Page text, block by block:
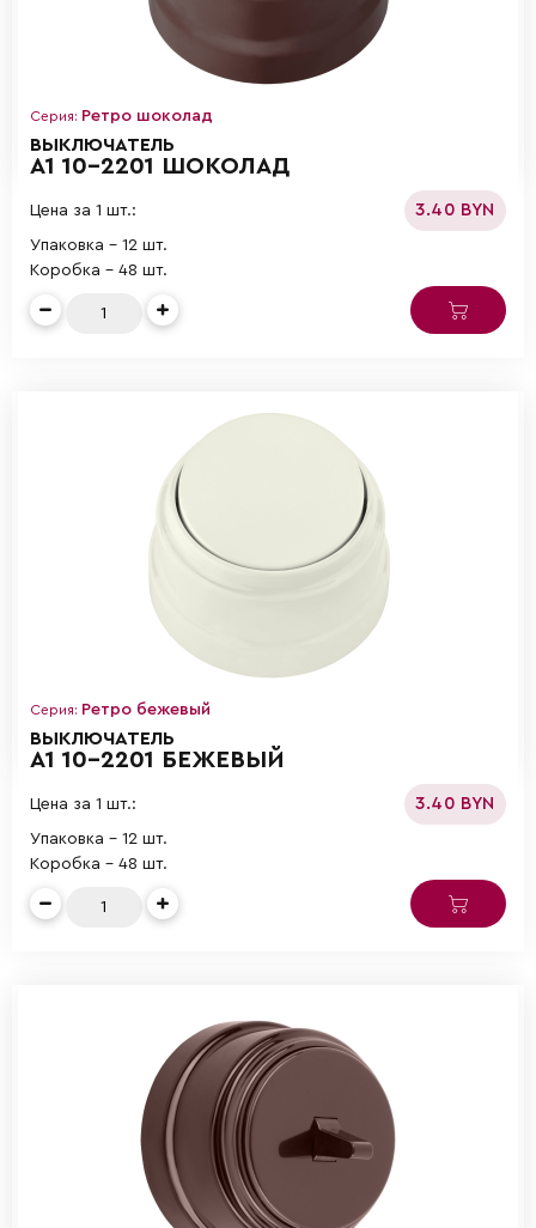
Серия: Ретро шоколад
ВЫКЛЮЧАТЕЛЬ
А1 10-2201 ШОКОЛАД
Цена за 1 шт.: 3.40 BYN
Упаковка - 12 шт.
Коробка - 48 шт.
Серия: Ретро бежевый
ВЫКЛЮЧАТЕЛЬ
А1 10-2201 БЕЖЕВЫЙ
Цена за 1 шт.: 3.40 BYN
Упаковка - 12 шт.
Коробка - 48 шт.